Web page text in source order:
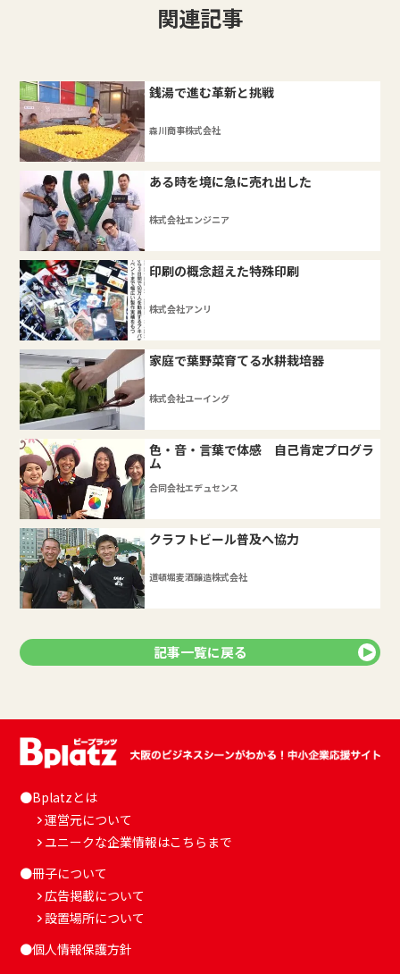
関連記事
銭湯で進む革新と挑戦
森川商事株式会社
ある時を境に急に売れ出した
株式会社エンジニア
印刷の概念超えた特殊印刷
株式会社アンリ
家庭で葉野菜育てる水耕栽培器
株式会社ユーイング
色・音・言葉で体感 自己肯定プログラ
ム
合同会社エデュセンス
クラフトビール普及へ協力
道頓堀麦酒醸造株式会社
記事一覧に戻る
●Bplatzとは
運営元について
ユニークな企業情報はこちらまで
●冊子について
広告掲載について
設置場所について
●個人情報保護方針